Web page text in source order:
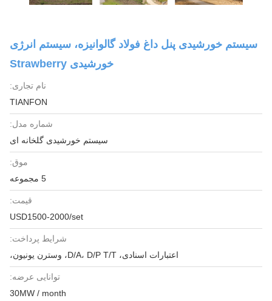
سیستم خورشیدی پنل داغ فولاد گالوانیزه، سیستم انرژی
خورشیدی Strawberry
نام تجاری:
TIANFON
شماره مدل:
سیستم خورشیدی گلخانه ای
موق:
5 مجموعه
قیمت:
USD1500-2000/set
شرایط پرداخت:
اعتبارات اسنادی، D/A، D/P T/T، وسترن یونیون،
توانایی عرضه:
30MW / month